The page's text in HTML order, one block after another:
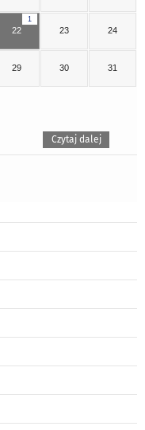
1
22 23 24
29 30 31
Czytaj dalej